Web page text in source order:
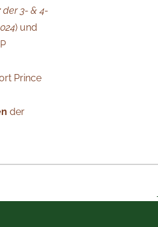
der 3- & 4-
) und
Prince
der